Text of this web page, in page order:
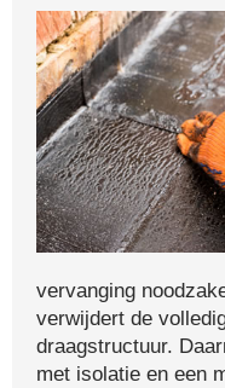
vervanging
verwijdert de
draagstructuur.
met isolatie en een